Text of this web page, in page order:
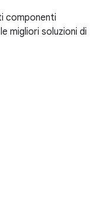
componenti
migliori soluzioni di